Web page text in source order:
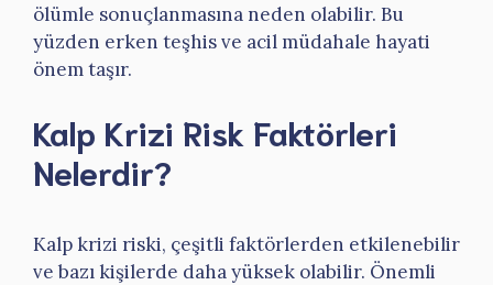
ölümle sonuçlanmasına neden olabilir. Bu
yüzden erken teşhis ve acil müdahale hayati
önem taşır.
Kalp Krizi Risk Faktörleri
Nelerdir?
Kalp krizi riski, çeşitli faktörlerden etkilenebilir
ve bazı kişilerde daha yüksek olabilir. Önemli